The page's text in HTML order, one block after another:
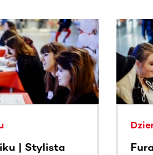
przewijane w poziomie. Użyj
| Stylista